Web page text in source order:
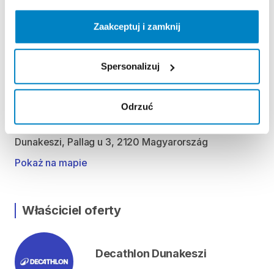
Zaakceptuj i zamknij
Spersonalizuj
Odrzuć
Csütörtök 09:00 - 19:00
Péntek 09:00 - 19:00
Szombat 09:00 - 19:00
Dunakeszi, Pallag u 3, 2120 Magyarország
Pokaż na mapie
Właściciel oferty
Decathlon Dunakeszi